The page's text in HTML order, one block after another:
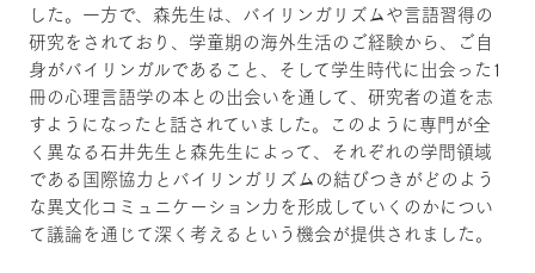
した。一方で、森先生は、バイリンガリズムや言語習得の
研究をされており、学童期の海外生活のご経験から、ご自
身がバイリンガルであること、そして学生時代に出会った1
冊の心理言語学の本との出会いを通して、研究者の道を志
すようになったと話されていました。このように専門が全
く異なる石井先生と森先生によって、それぞれの学問領域
である国際協力とバイリンガリズムの結びつきがどのよう
な異文化コミュニケーション力を形成していくのかについ
て議論を通じて深く考えるという機会が提供されました。